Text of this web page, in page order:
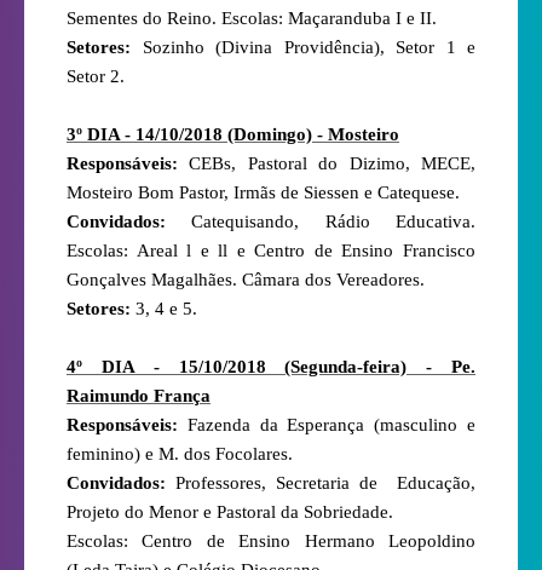
Sementes do Reino. Escolas: Maçaranduba I e II.
Setores: Sozinho (Divina Providência), Setor 1 e
Setor 2.
3º DIA - 14/10/2018 (Domingo) - Mosteiro
Responsáveis:CEBs, Pastoral do Dizimo, MECE,
Mosteiro Bom Pastor, Irmãs de Siessen e Catequese.
Convidados:Catequisando, Rádio Educativa.
Escolas: Areal l e ll e Centro de Ensino Francisco
Gonçalves Magalhães. Câmara dos Vereadores.
Setores: 3, 4 e 5.
4º DIA - 15/10/2018 (Segunda-feira) - Pe.
Raimundo França
Responsáveis: Fazenda da Esperança (masculino e
feminino) e M. dos Focolares.
Convidados: Professores, Secretaria de
Educação,
Projeto do Menor e Pastoral da Sobriedade.
Escolas: Centro de Ensino Hermano Leopoldino